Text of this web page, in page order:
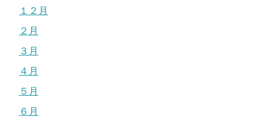
１２月
２月
３月
４月
５月
６月